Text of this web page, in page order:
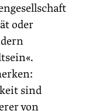
oder
sind
von